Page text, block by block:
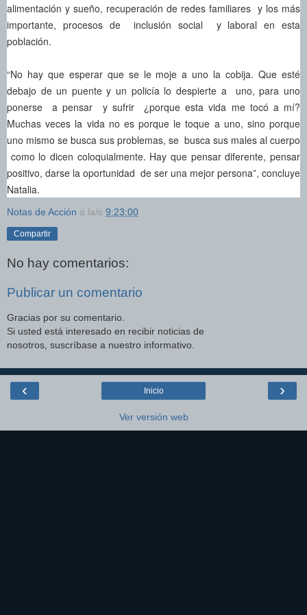
alimentación y sueño, recuperación de redes familiares y los más
importante, procesos de inclusión social y laboral en esta
población.
“No hay que esperar que se le moje a uno la cobija. Que esté
debajo de un puente y un policía lo despierte a uno, para uno
ponerse a pensar y sufrir ¿porque esta vida me tocó a mí?
Muchas veces la vida no es porque le toque a uno, sino porque
uno mismo se busca sus problemas, se busca sus males al cuerpo
como lo dicen coloquialmente. Hay que pensar diferente, pensar
positivo, darse la oportunidad de ser una mejor persona”, concluye
Natalia.
Notas de Acción a la/s 9:23:00
Compartir
No hay comentarios:
Publicar un comentario
Gracias por su comentario.
Si usted está interesado en recibir noticias de
nosotros, suscríbase a nuestro informativo.
‹ ›
Inicio
Ver versión web